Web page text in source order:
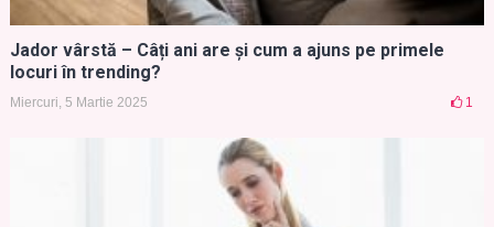
Jador vârstă – Câți ani are și cum a ajuns pe primele
locuri în trending?
Miercuri, 5 Martie 2025 1